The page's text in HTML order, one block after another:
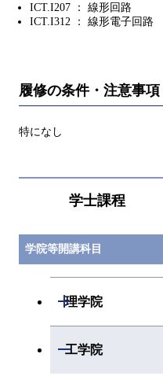
ICT.I207 ： 線形回路
ICT.I312 ： 線形電子回路
履修の条件・注意事項
特になし
学士課程
学院等開講科目
理学院
開閉
工学院
開閉